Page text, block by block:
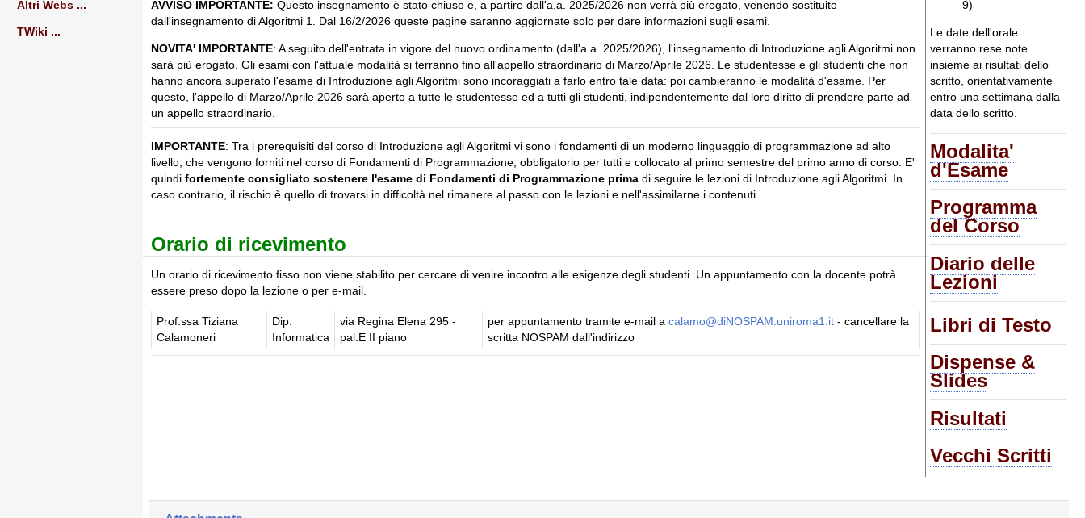
AVVISO IMPORTANTE: Questo insegnamento è stato chiuso e, a partire dall'a.a. 2025/2026 non verrà più erogato, venendo sostituito
dall'insegnamento di Algoritmi 1. Dal 16/2/2026 queste pagine saranno aggiornate solo per dare informazioni sugli esami.
NOVITA' IMPORTANTE: A seguito dell'entrata in vigore del nuovo ordinamento (dall'a.a. 2025/2026), l'insegnamento di Introduzione agli Algoritmi non
sarà più erogato. Gli esami con l'attuale modalità si terranno fino all'appello straordinario di Marzo/Aprile 2026. Le studentesse e gli studenti che non
hanno ancora superato l'esame di Introduzione agli Algoritmi sono incoraggiati a farlo entro tale data: poi cambieranno le modalità d'esame. Per
questo, l'appello di Marzo/Aprile 2026 sarà aperto a tutte le studentesse ed a tutti gli studenti, indipendentemente dal loro diritto di prendere parte ad
un appello straordinario.
IMPORTANTE: Tra i prerequisiti del corso di Introduzione agli Algoritmi vi sono i fondamenti di un moderno linguaggio di programmazione ad alto
livello, che vengono forniti nel corso di Fondamenti di Programmazione, obbligatorio per tutti e collocato al primo semestre del primo anno di corso. E'
quindifortemente consigliato sostenere l'esame di Fondamenti di Programmazione prima di seguire le lezioni di Introduzione agli Algoritmi. In
caso contrario, il rischio è quello di trovarsi in difficoltà nel rimanere al passo con le lezioni e nell'assimilarne i contenuti.
Orario di ricevimento
Un orario di ricevimento fisso non viene stabilito per cercare di venire incontro alle esigenze degli studenti. Un appuntamento con la docente potrà
essere preso dopo la lezione o per e-mail.
Prof.ssa Tiziana
Calamoneri
Dip.
Informatica
via Regina Elena 295 -
pal.E II piano
per appuntamento tramite e-mail acalamo@diNOSPAM.uniroma1.it - cancellare la
scritta NOSPAM dall'indirizzo
9)
Le date dell'orale
verranno rese note
insieme ai risultati dello
scritto, orientativamente
entro una settimana dalla
data dello scritto.
Modalita'
d'Esame
Programma
del Corso
Diario delle
Lezioni
Libri di Testo
Dispense &
Slides
Risultati
Vecchi Scritti
Altri Webs ...
TWiki ...